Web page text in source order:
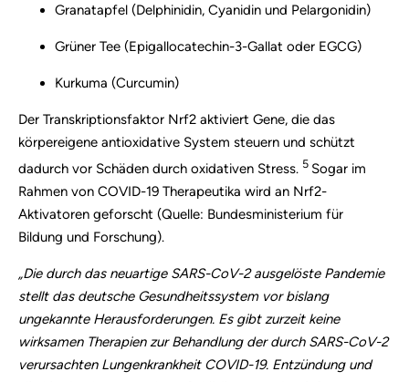
Granatapfel (Delphinidin, Cyanidin und Pelargonidin)
Grüner Tee (Epigallocatechin-3-Gallat oder EGCG)
Kurkuma (Curcumin)
Der Transkriptionsfaktor Nrf2 aktiviert Gene, die das
körpereigene antioxidative System steuern und schützt
dadurch vor Schäden durch oxidativen Stress. 5 Sogar im
Rahmen von COVID-19 Therapeutika wird an Nrf2-
Aktivatoren geforscht (Quelle: Bundesministerium für
Bildung und Forschung).
„Die durch das neuartige SARS-CoV-2 ausgelöste Pandemie
stellt das deutsche Gesundheitssystem vor bislang
ungekannte Herausforderungen. Es gibt zurzeit keine
wirksamen Therapien zur Behandlung der durch SARS-CoV-2
verursachten Lungenkrankheit COVID-19. Entzündung und